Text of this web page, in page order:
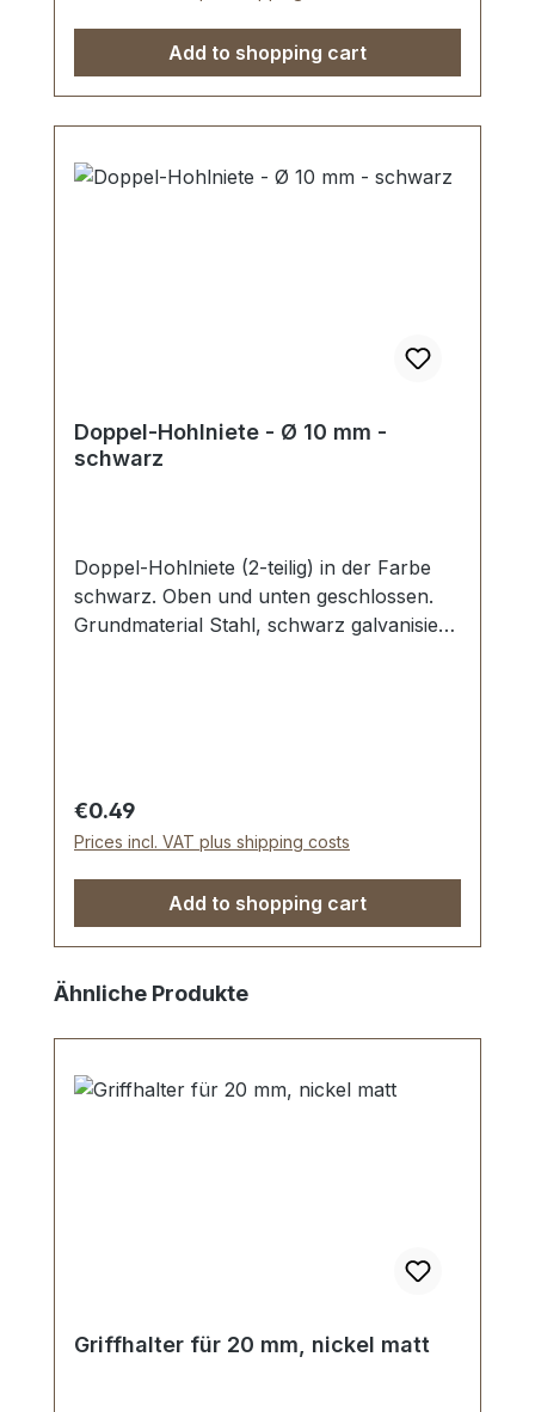
Stück Zweispitznieten zur Befestigung
Add to shopping cart
Doppel-Hohlniete - Ø 10 mm -
schwarz
Doppel-Hohlniete (2-teilig) in der Farbe
schwarz. Oben und unten geschlossen.
Grundmaterial Stahl, schwarz galvanisiert
Regular price:
€0.49
Prices incl. VAT plus shipping costs
Add to shopping cart
Skip product gallery
Ähnliche Produkte
Griffhalter für 20 mm, nickel matt